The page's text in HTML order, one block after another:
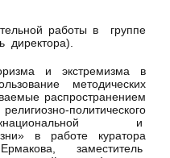
работы в группе
директора).
и экстремизма в
методических
распространением
политического
и
в работе куратора
заместитель